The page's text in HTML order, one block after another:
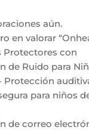
aún.
en valorar
Protectores con
de Ruido para
Protección
para niños
de correo